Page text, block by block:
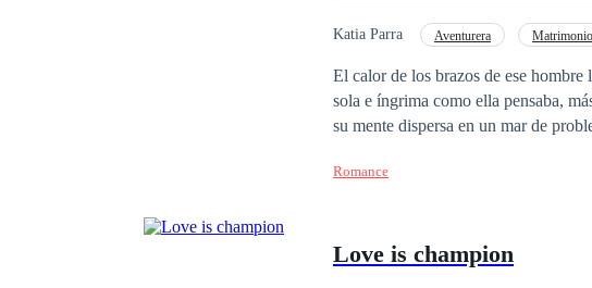
Katia Parra Aventurera
El calor de los brazos de ese hombre
sola e íngrima como ella pensaba,
su mente dispersa en un mar de problemas. Lo que ella jamás pensó era que ese hombre
amor…
Romance
Love is champion